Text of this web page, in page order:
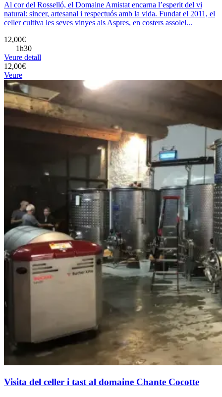
Al cor del Rosselló, el Domaine Amistat encarna l’esperit del vi
natural: sincer, artesanal i respectuós amb la vida. Fundat el 2011, el
celler cultiva les seves vinyes als Aspres, en costers assolel...
12,00€
1h30
Veure detall
12,00€
Veure
Visita del celler i tast al domaine Chante Cocotte